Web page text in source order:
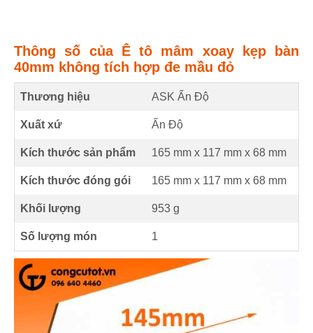
Thông số của Ê tô mâm xoay kẹp bàn
40mm không tích hợp đe mầu đỏ
Thương hiệu ASK Ấn Độ
Xuất xứ Ấn Độ
Kích thước sản phẩm 165 mm x 117 mm x 68 mm
Kích thước đóng gói 165 mm x 117 mm x 68 mm
Khối lượng 953 g
Số lượng món 1